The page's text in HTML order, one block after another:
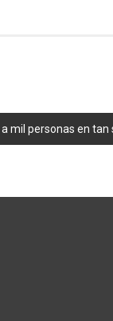
mil personas en tan